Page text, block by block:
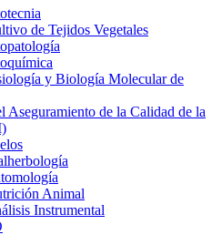
de Tejidos Vegetales
y Biología Molecular de
Aseguramiento de la Calidad de la
Animal
Instrumental